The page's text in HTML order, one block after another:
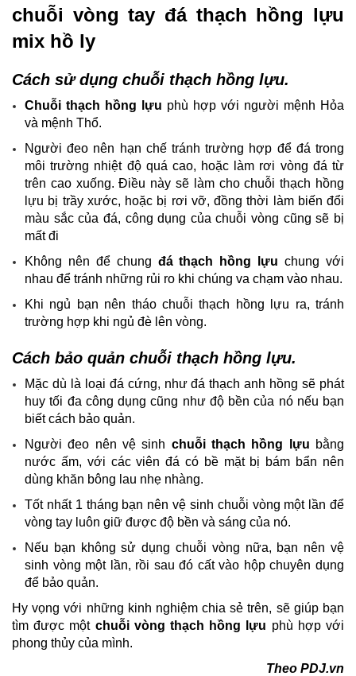
chuỗi vòng tay đá thạch hồng lựu
mix hồ ly
Cách sử dụng chuỗi thạch hồng lựu.
Chuỗi thạch hồng lựu phù hợp với người mệnh Hỏa
và mệnh Thổ.
Người đeo nên hạn chế tránh trường hợp để đá trong
môi trường nhiệt độ quá cao, hoặc làm rơi vòng đá từ
trên cao xuống. Điều này sẽ làm cho chuỗi thạch hồng
lựu bị trầy xước, hoặc bị rơi vỡ, đồng thời làm biến đổi
màu sắc của đá, công dụng của chuỗi vòng cũng sẽ bị
mất đi
Không nên để chung đá thạch hồng lựu chung với
nhau để tránh những rủi ro khi chúng va chạm vào nhau.
Khi ngủ bạn nên tháo chuỗi thạch hồng lựu ra, tránh
trường hợp khi ngủ đè lên vòng.
Cách bảo quản chuỗi thạch hồng lựu.
Mặc dù là loại đá cứng, như đá thạch anh hồng sẽ phát
huy tối đa công dụng cũng như độ bền của nó nếu bạn
biết cách bảo quản.
Người đeo nên vệ sinh chuỗi thạch hồng lựu bằng
nước ấm, với các viên đá có bề mặt bị bám bẩn nên
dùng khăn bông lau nhẹ nhàng.
Tốt nhất 1 tháng bạn nên vệ sinh chuỗi vòng một lần để
vòng tay luôn giữ được độ bền và sáng của nó.
Nếu bạn không sử dụng chuỗi vòng nữa, bạn nên vệ
sinh vòng một lần, rồi sau đó cất vào hộp chuyên dụng
để bảo quản.
Hy vọng với những kinh nghiệm chia sẻ trên, sẽ giúp bạn
tìm được một chuỗi vòng thạch hồng lựu phù hợp với
phong thủy của mình.
Theo PDJ.vn